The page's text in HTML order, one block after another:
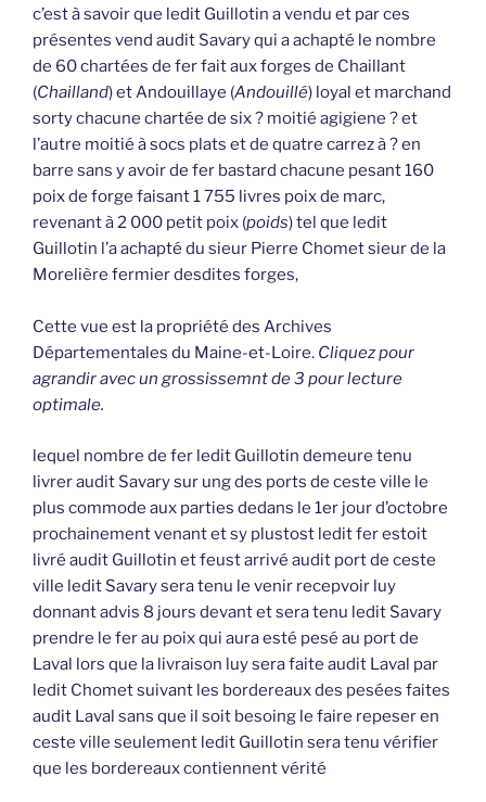
c’est à savoir que ledit Guillotin a vendu et par ces
présentes vend audit Savary qui a achapté le nombre
de 60 chartées de fer fait aux forges de Chaillant
(Chailland) et Andouillaye (Andouillé) loyal et marchand
sorty chacune chartée de six ? moitié agigiene ? et
l’autre moitié à socs plats et de quatre carrez à ? en
barre sans y avoir de fer bastard chacune pesant 160
poix de forge faisant 1 755 livres poix de marc,
revenant à 2 000 petit poix (poids) tel que ledit
Guillotin l’a achapté du sieur Pierre Chomet sieur de la
Morelière fermier desdites forges,
Cette vue est la propriété des Archives
Départementales du Maine-et-Loire. Cliquez pour
agrandir avec un grossissemnt de 3 pour lecture
optimale.
lequel nombre de fer ledit Guillotin demeure tenu
livrer audit Savary sur ung des ports de ceste ville le
plus commode aux parties dedans le 1er jour d’octobre
prochainement venant et sy plustost ledit fer estoit
livré audit Guillotin et feust arrivé audit port de ceste
ville ledit Savary sera tenu le venir recepvoir luy
donnant advis 8 jours devant et sera tenu ledit Savary
prendre le fer au poix qui aura esté pesé au port de
Laval lors que la livraison luy sera faite audit Laval par
ledit Chomet suivant les bordereaux des pesées faites
audit Laval sans que il soit besoing le faire repeser en
ceste ville seulement ledit Guillotin sera tenu vérifier
que les bordereaux contiennent vérité